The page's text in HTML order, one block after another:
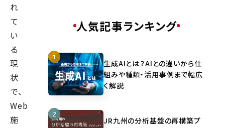
れ
て
い
る
現
状
で、
Web
施
人気記事ランキング
生成AIとは？AIとの違いから仕
組みや種類・活用事例まで幅広
く解説
JR九州の分析基盤の再構築プ